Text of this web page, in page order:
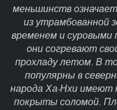
меньшинств
из утрамбованной
временем и суровыми
они согревают
прохладу летом. В
популярны в
народа Ха-Нхи имеют
покрыты соломой.